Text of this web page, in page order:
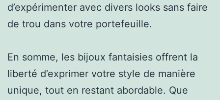
d’expérimenter avec divers looks sans faire
de trou dans votre portefeuille.
En somme, les bijoux fantaisies offrent la
liberté d’exprimer votre style de manière
unique, tout en restant abordable. Que